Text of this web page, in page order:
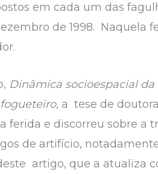
em cada um das
de 1998. Naquela
Dinâmica socioespacial
a tese de
ferida e discorreu sobre
de artifício,
artigo, que a atualiza